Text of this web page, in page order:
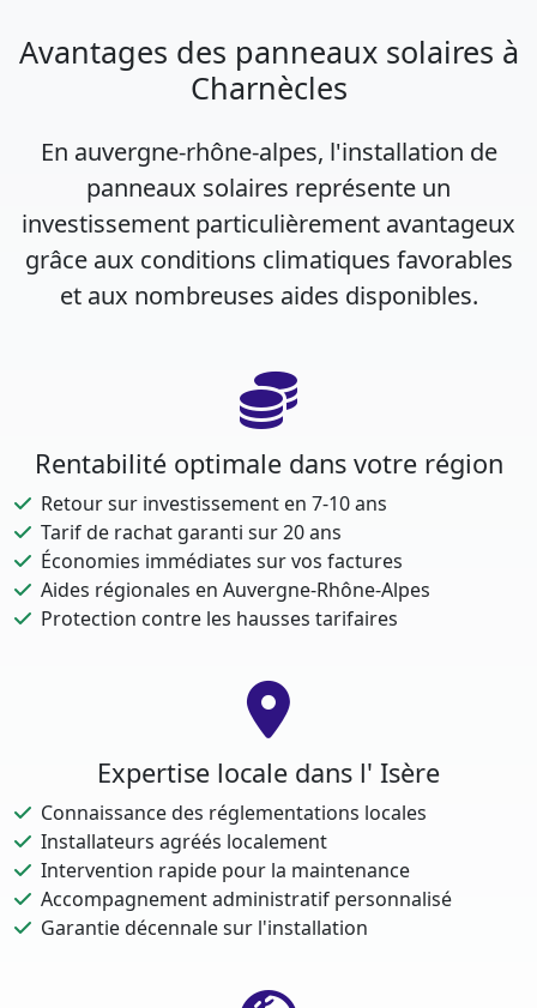
Avantages des panneaux solaires à
Charnècles
En auvergne-rhône-alpes, l'installation de
panneaux solaires représente un
investissement particulièrement avantageux
grâce aux conditions climatiques favorables
et aux nombreuses aides disponibles.
Rentabilité optimale dans votre région
Retour sur investissement en 7-10 ans
Tarif de rachat garanti sur 20 ans
Économies immédiates sur vos factures
Aides régionales en Auvergne-Rhône-Alpes
Protection contre les hausses tarifaires
Expertise locale dans l' Isère
Connaissance des réglementations locales
Installateurs agréés localement
Intervention rapide pour la maintenance
Accompagnement administratif personnalisé
Garantie décennale sur l'installation